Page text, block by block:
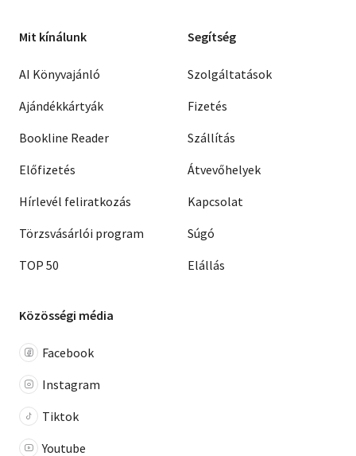
Mit kínálunk
AI Könyvajánló
Ajándékkártyák
Bookline Reader
Előfizetés
Hírlevél feliratkozás
Törzsvásárlói program
TOP 50
Segítség
Szolgáltatások
Fizetés
Szállítás
Átvevőhelyek
Kapcsolat
Súgó
Elállás
Közösségi média
Facebook
Instagram
Tiktok
Youtube